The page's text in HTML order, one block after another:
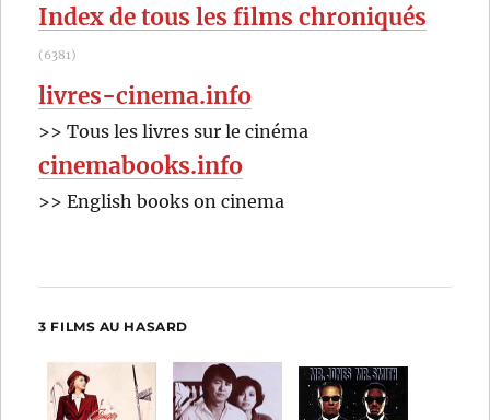
Index de tous les films chroniqués
(6381)
livres-cinema.info
>> Tous les livres sur le cinéma
cinemabooks.info
>> English books on cinema
3 FILMS AU HASARD